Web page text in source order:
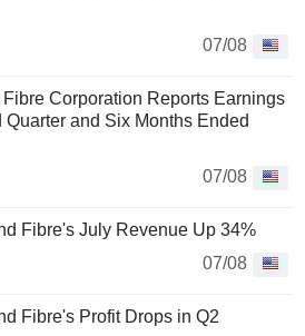
07/08
Corporation Reports Earnings
and Six Months Ended
07/08
Fibre's July Revenue Up 34%
07/08
Fibre's Profit Drops in Q2